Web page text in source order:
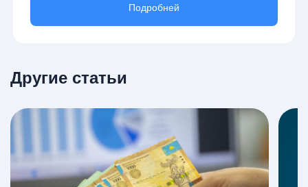
Подробней
Другие статьи